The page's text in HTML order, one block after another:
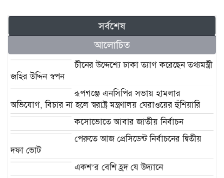
সর্বশেষ
আলোচিত
চীনের উদ্দেশ্যে ঢাকা ত্যাগ করেছেন তথ্যমন্ত্রী
জহির উদ্দিন স্বপন
রূপগঞ্জে এনসিপির সভায় হামলার
অভিযোগ, বিচার না হলে স্বরাষ্ট্র মন্ত্রণালয় ঘেরাওয়ের হুঁশিয়ারি
কসোভোতে আবার জাতীয় নির্বাচন
পেরুতে আজ প্রেসিডেন্ট নির্বাচনের দ্বিতীয়
দফা ভোট
একশ’র বেশি হ্রদ যে উদ্যানে